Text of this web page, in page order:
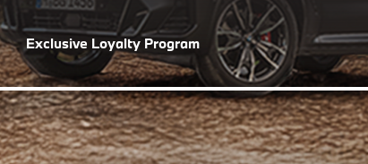
Exclusive Loyalty Program